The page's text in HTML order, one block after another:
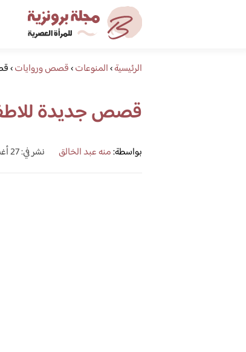
الرئيسية›المنوعات›قصص وروايات›
قصص جديدة
بواسطة:منه عبد الخالق نشر في: 27 أغسطس، 2019